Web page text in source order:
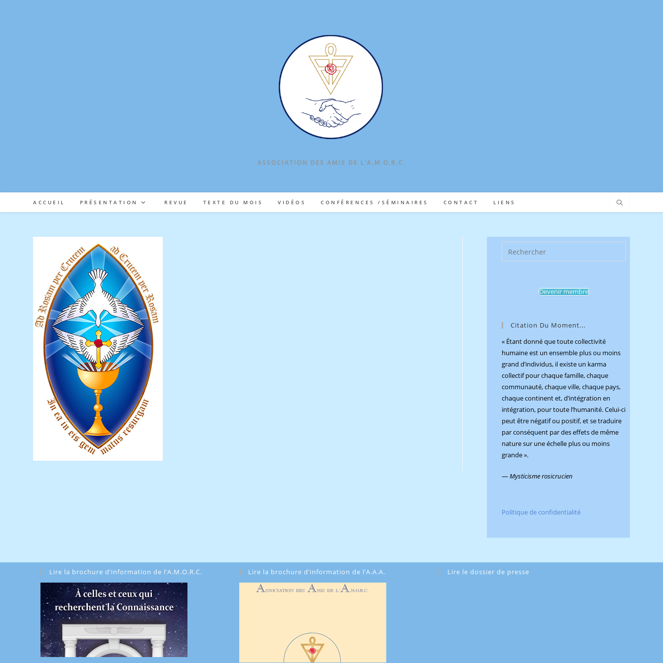
ASSOCIATION DES AMIS DE L‘A.M.O.R.C.
ACCUEIL PRÉSENTATION REVUE TEXTE DU MOIS VIDÉOS CONFÉRENCES /SÉMINAIRES CONTACT LIENS
Escape
Devenir membre
Citation Du Moment...
« Étant donné que toute collectivité
humaine est un ensemble plus ou moins
grand d’individus, il existe un karma
collectif pour chaque famille, chaque
communauté, chaque ville, chaque pays,
chaque continent et, d’intégration en
intégration, pour toute l’humanité. Celui-ci
peut être négatif ou positif, et se traduire
par conséquent par des effets de même
nature sur une échelle plus ou moins
grande ».
—Mysticisme rosicrucien
Politique de confidentialité
Lire la brochure d’information de l’A.M.O.R.C. Lire la brochure d’information de l’A.A.A. Lire le dossier de presse